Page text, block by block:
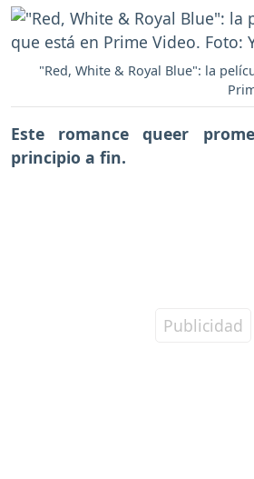
"Red, White & Royal Blue": la
Este romance queer
principio a fin.